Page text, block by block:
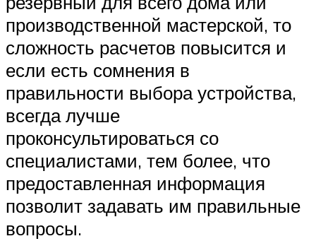
производственной мастерской, то
сложность расчетов повысится и
если есть сомнения в
правильности выбора устройства,
всегда лучше
проконсультироваться со
специалистами, тем более, что
предоставленная информация
позволит задавать им правильные
вопросы.